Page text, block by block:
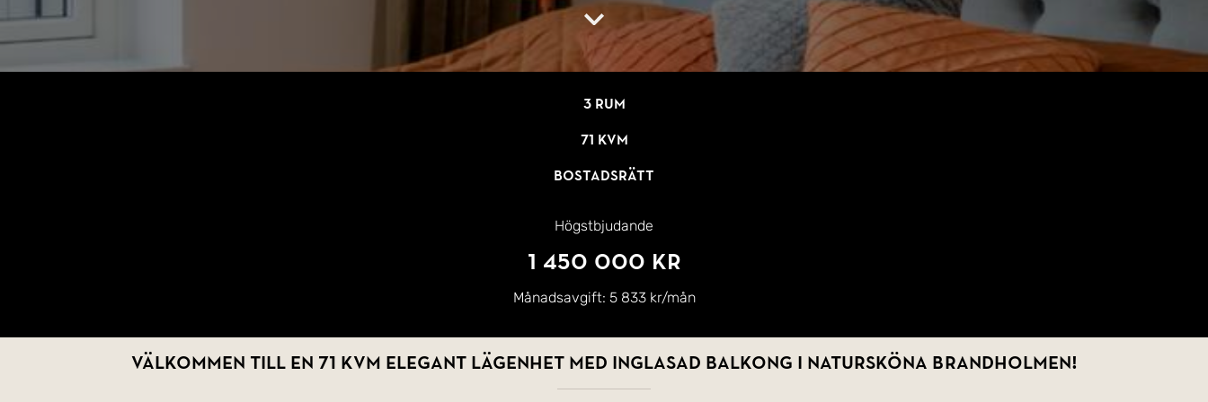
3 rum
71 kvm
Bostadsrätt
Högstbjudande
1 450 000 kr
Månadsavgift: 5 833 kr/mån
Välkommen till en 71 kvm elegant lägenhet med inglasad balkong i natursköna Brandholmen!